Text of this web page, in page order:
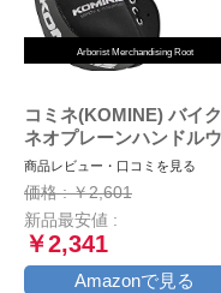
Arborist Merchandising Root
コミネ(KOMINE) バイ
ネオプレーンハンドル
ーマー/ハンドルカバー ブ
ラック/グレー フリー
021 345
商品レビュー・口コミを見る
価格 : ￥2,601
新品最安値 :
￥2,341
Amazonで見る